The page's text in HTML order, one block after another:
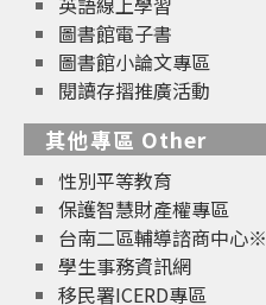
圖書館電子書
圖書館小論文專區
閱讀存摺推廣活動
其他專區 Other
性別平等教育
保護智慧財產權專區
台南二區輔導諮商中心※
學生事務資訊網
移民署ICERD專區